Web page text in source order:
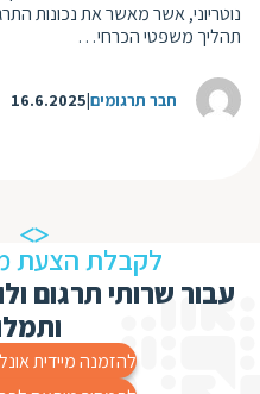
נוטריוני, אשר מאשר את נכונות
תהליך משפטי הכרחי…
חבר תרגומים16.6.2025
לקבלת הצעת
עבור שרותי תרגום
להזמנה מיידית